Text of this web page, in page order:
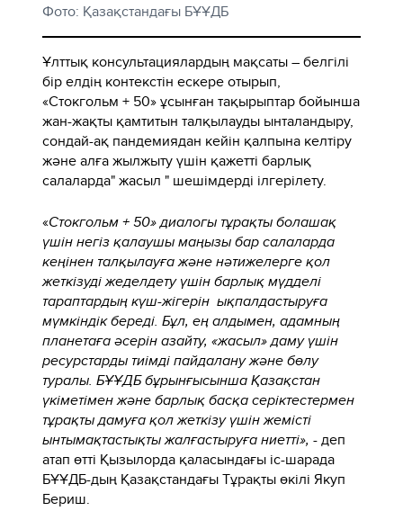
Фото: Қазақстандағы БҰҰДБ
Ұлттық консультациялардың мақсаты – белгілі
бір елдің контекстін ескере отырып,
«Стокгольм + 50» ұсынған тақырыптар бойынша
жан-жақты қамтитын талқылауды ынталандыру,
сондай-ақ пандемиядан кейін қалпына келтіру
және алға жылжыту үшін қажетті барлық
салаларда" жасыл " шешімдерді ілгерілету.
«Стокгольм + 50» диалогы тұрақты болашақ
үшін негіз қалаушы маңызы бар салаларда
кеңінен талқылауға және нәтижелерге қол
жеткізуді жеделдету үшін барлық мүдделі
тараптардың күш-жігерін ықпалдастыруға
мүмкіндік береді. Бұл, ең алдымен, адамның
планетаға әсерін азайту, «жасыл» даму үшін
ресурстарды тиімді пайдалану және бөлу
туралы. БҰҰДБ бұрынғысынша Қазақстан
үкіметімен және барлық басқа серіктестермен
тұрақты дамуға қол жеткізу үшін жемісті
ынтымақтастықты жалғастыруға ниетті»,- деп
атап өтті Қызылорда қаласындағы іс-шарада
БҰҰДБ-дың Қазақстандағы Тұрақты өкілі Якуп
Бериш.